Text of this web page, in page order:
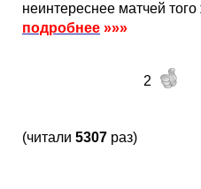
неинтереснее матчей
подробнее »»»
2
(читали 5307 раз)